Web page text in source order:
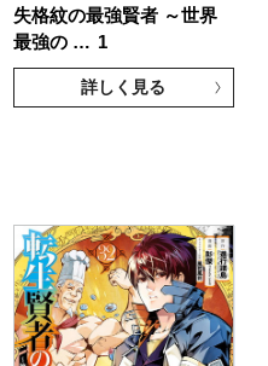
失格紋の最強賢者 ～世界
最強の … 1
詳しく見る